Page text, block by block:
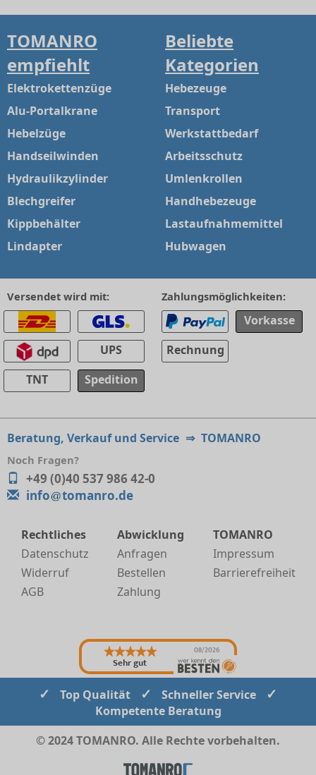
TOMANRO
empfiehlt
Elektrokettenzüge
Alu-Portalkrane
Hebelzüge
Handseilwinden
Hydraulikzylinder
Blechgreifer
Kippbehälter
Lindapter
Beliebte
Kategorien
Hebezeuge
Transport
Werkstattbedarf
Arbeitsschutz
Umlenkrollen
Handhebezeuge
Lastaufnahmemittel
Hubwagen
Versendet wird mit:
UPS
TNT
Spedition
Zahlungsmöglichkeiten:
Vorkasse
Rechnung
Beratung, Verkauf und Service ⇒ TOMANRO
Noch Fragen?
+49 (0)40 537 986 42-0
info
tomanro.de
Rechtliches
Datenschutz
Widerruf
AGB
Abwicklung
Anfragen
Bestellen
Zahlung
TOMANRO
Impressum
Barrierefreiheit
Sehr gut
08/2026
✓ Top Qualität ✓ Schneller Service ✓
Kompetente Beratung
© 2024 TOMANRO. Alle Rechte vorbehalten.